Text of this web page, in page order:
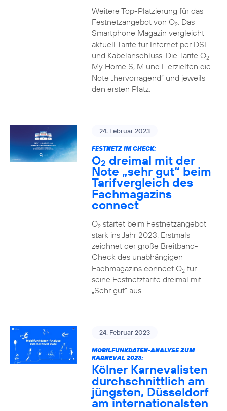
Weitere Top-Platzierung für das
Festnetzangebot von O2. Das
Smartphone Magazin vergleicht
aktuell Tarife für Internet per DSL
und Kabelanschluss. Die Tarife O2
My Home S, M und L erzielten die
Note „hervorragend“ und jeweils
den ersten Platz.
24. Februar 2023
FESTNETZ IM CHECK:
O2 dreimal mit der
Note „sehr gut“ beim
Tarifvergleich des
Fachmagazins
connect
O2startet beim Festnetzangebot
stark ins Jahr 2023: Erstmals
zeichnet der große Breitband-
Check des unabhängigen
Fachmagazins connect O2für
seine Festnetztarife dreimal mit
„Sehr gut“ aus.
24. Februar 2023
MOBILFUNKDATEN-ANALYSE ZUM
KARNEVAL 2023:
Kölner Karnevalisten
durchschnittlich am
jüngsten, Düsseldorf
am internationalsten